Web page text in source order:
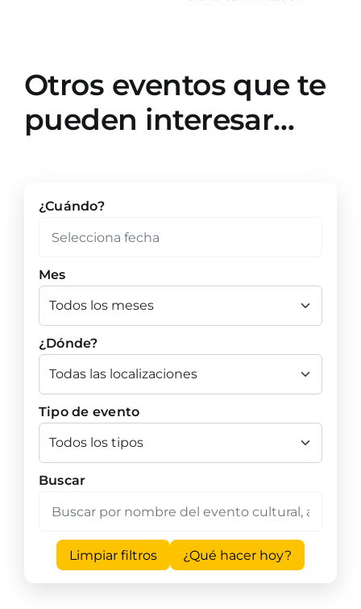
Otros eventos que te
pueden interesar…
¿Cuándo?
Mes
¿Dónde?
Tipo de evento
Buscar
Limpiar filtros ¿Qué hacer hoy?